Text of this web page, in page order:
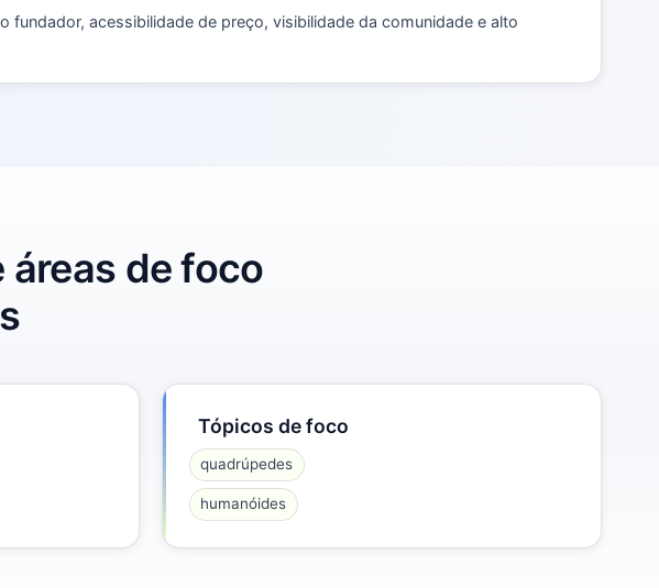
acessibilidade de preço, visibilidade da comunidade e alto
áreas de foco
Tópicos de foco
quadrúpedes
humanóides